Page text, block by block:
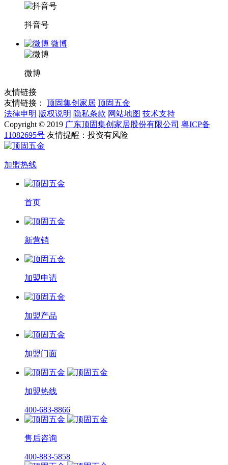
抖音号
微博
微博
友情链接
友情链接：
顶固集创家居 顶固五金
法律申明 版权说明 隐私条款 网站地图 技术支持
Copyright © 2019 广东顶固集创家居股份有限公司 粤ICP备
11082695号 友情提醒：投资有风险
加盟热线
首页
新营销
加盟申请
加盟产品
加盟门面
加盟热线
400-683-8866
售后咨询
400-883-5858